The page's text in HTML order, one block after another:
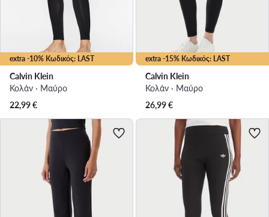
extra -10% Κωδικός: LAST
Calvin Klein
Κολάν · Μαύρο
22,99€
extra -15% Κωδικός: LAST
Calvin Klein
Κολάν · Μαύρο
26,99€